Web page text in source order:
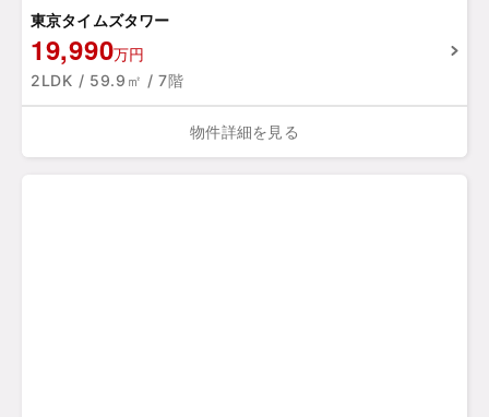
東京タイムズタワー
19,990万円
2LDK / 59.9㎡ / 7階
物件詳細を見る